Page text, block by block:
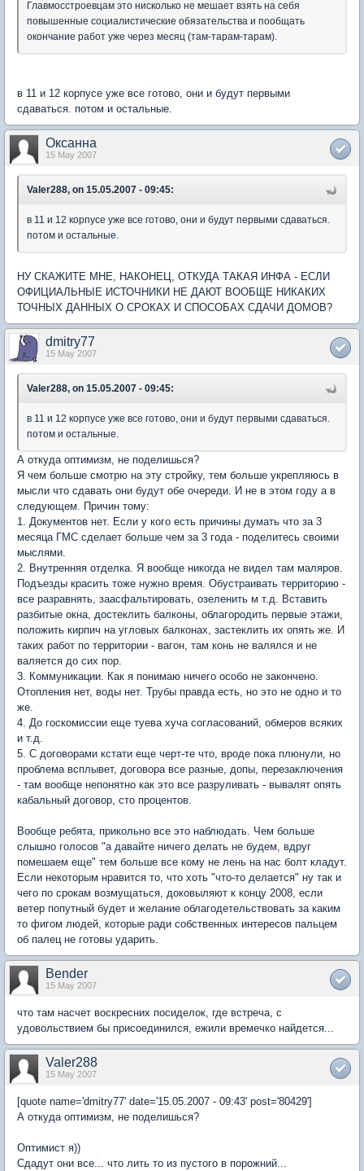
Главмосстроевцам это нисколько не мешает взять на себя
повышенные социалистические обязательства и пообщать
окончание работ уже через месяц (там-тарам-тарам).
в 11 и 12 корпусе уже все готово, они и будут первыми
сдаваться. потом и остальные.
Оксанна
15 May 2007
Valer288, on 15.05.2007 - 09:45:
в 11 и 12 корпусе уже все готово, они и будут первыми сдаваться.
потом и остальные.
НУ СКАЖИТЕ МНЕ, НАКОНЕЦ, ОТКУДА ТАКАЯ ИНФА - ЕСЛИ
ОФИЦИАЛЬНЫЕ ИСТОЧНИКИ НЕ ДАЮТ ВООБЩЕ НИКАКИХ
ТОЧНЫХ ДАННЫХ О СРОКАХ И СПОСОБАХ СДАЧИ ДОМОВ?
dmitry77
15 May 2007
Valer288, on 15.05.2007 - 09:45:
в 11 и 12 корпусе уже все готово, они и будут первыми сдаваться.
потом и остальные.
А откуда оптимизм, не поделишься?
Я чем больше смотрю на эту стройку, тем больше укрепляюсь в
мысли что сдавать они будут обе очереди. И не в этом году а в
следующем. Причин тому:
1. Документов нет. Если у кого есть причины думать что за 3
месяца ГМС сделает больше чем за 3 года - поделитесь своими
мыслями.
2. Внутренняя отделка. Я вообще никогда не видел там маляров.
Подъезды красить тоже нужно время. Обустраивать территорию -
все разравнять, заасфальтировать, озеленить м т.д. Вставить
разбитые окна, достеклить балконы, облагородить первые этажи,
положить кирпич на угловых балконах, застеклить их опять же. И
таких работ по территории - вагон, там конь не валялся и не
валяется до сих пор.
3. Коммуникации. Как я понимаю ничего особо не закончено.
Отопления нет, воды нет. Трубы правда есть, но это не одно и то
же.
4. До госкомиссии еще туева хуча согласований, обмеров всяких
и т.д.
5. С договорами кстати еще черт-те что, вроде пока плюнули, но
проблема всплывет, договора все разные, допы, перезаключения
- там вообще непонятно как это все разруливать - вывалят опять
кабальный договор, сто процентов.
Вообще ребята, прикольно все это наблюдать. Чем больше
слышно голосов "а давайте ничего делать не будем, вдруг
помешаем еще" тем больше все кому не лень на нас болт кладут.
Если некоторым нравится то, что хоть "что-то делается" ну так и
чего по срокам возмущаться, доковыляют к концу 2008, если
ветер попутный будет и желание облагодетельствовать за каким
то фигом людей, которые ради собственных интересов пальцем
об палец не готовы ударить.
Bender
15 May 2007
что там насчет воскресних посиделок, где встреча, с
удовольствием бы присоединился, ежили времечко найдется...
Valer288
15 May 2007
[quote name='dmitry77' date='15.05.2007 - 09:43' post='80429']
А откуда оптимизм, не поделишься?
Оптимист я))
Сдадут они все... что лить то из пустого в порожний...